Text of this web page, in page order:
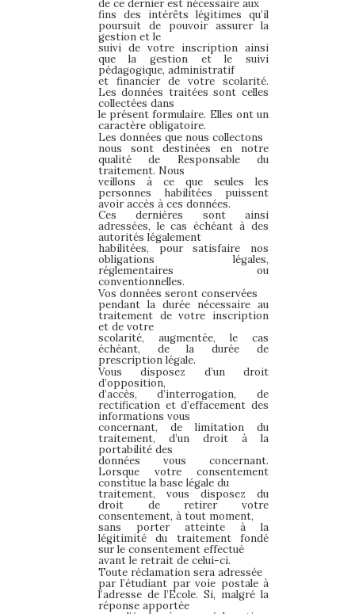
de ce dernier est nécessaire aux
fins des intérêts légitimes qu’il
poursuit de pouvoir assurer la
gestion et le
suivi de votre inscription ainsi
que la gestion et le suivi
pédagogique, administratif
et financier de votre scolarité.
Les données traitées sont celles
collectées dans
le présent formulaire. Elles ont un
caractère obligatoire.
Les données que nous collectons
nous sont destinées en notre
qualité de Responsable du
traitement. Nous
veillons à ce que seules les
personnes habilitées puissent
avoir accès à ces données.
Ces dernières sont ainsi
adressées, le cas échéant à des
autorités légalement
habilitées, pour satisfaire nos
obligations légales,
réglementaires ou
conventionnelles.
Vos données seront conservées
pendant la durée nécessaire au
traitement de votre inscription
et de votre
scolarité, augmentée, le cas
échéant, de la durée de
prescription légale.
Vous disposez d’un droit
d’opposition,
d’accès, d’interrogation, de
rectification et d’effacement des
informations vous
concernant, de limitation du
traitement, d’un droit à la
portabilité des
données vous concernant.
Lorsque votre consentement
constitue la base légale du
traitement, vous disposez du
droit de retirer votre
consentement, à tout moment,
sans porter atteinte à la
légitimité du traitement fondé
sur le consentement effectué
avant le retrait de celui-ci.
Toute réclamation sera adressée
par l’étudiant par voie postale à
l’adresse de l’Ecole. Si, malgré la
réponse apportée